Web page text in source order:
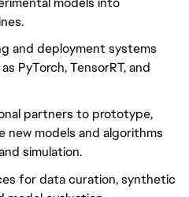
and deployment systems
PyTorch, TensorRT, and
partners to prototype,
new models and algorithms
simulation.
for data curation, synthetic